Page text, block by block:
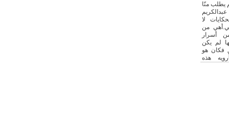
”لم يطلب منّا
لا
من
أسرار
لم يكن
فكان هو
هذه
أبو
اسبوع